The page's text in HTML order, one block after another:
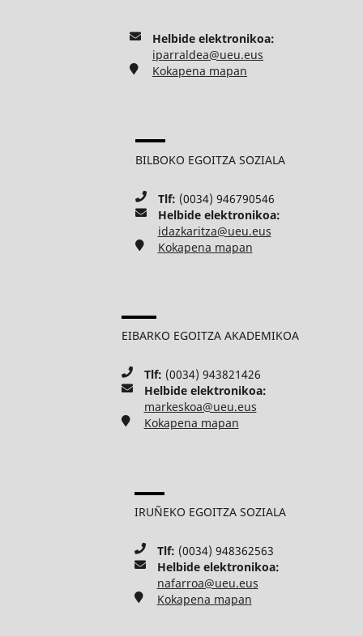
Helbide elektronikoa:
iparraldea@ueu.eus
Kokapena mapan
BILBOKO EGOITZA SOZIALA
Tlf: (0034) 946790546
Helbide elektronikoa:
idazkaritza@ueu.eus
Kokapena mapan
EIBARKO EGOITZA AKADEMIKOA
Tlf: (0034) 943821426
Helbide elektronikoa:
markeskoa@ueu.eus
Kokapena mapan
IRUÑEKO EGOITZA SOZIALA
Tlf: (0034) 948362563
Helbide elektronikoa:
nafarroa@ueu.eus
Kokapena mapan